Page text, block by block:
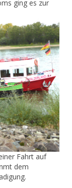
ging es zur
Fahrt auf
dem